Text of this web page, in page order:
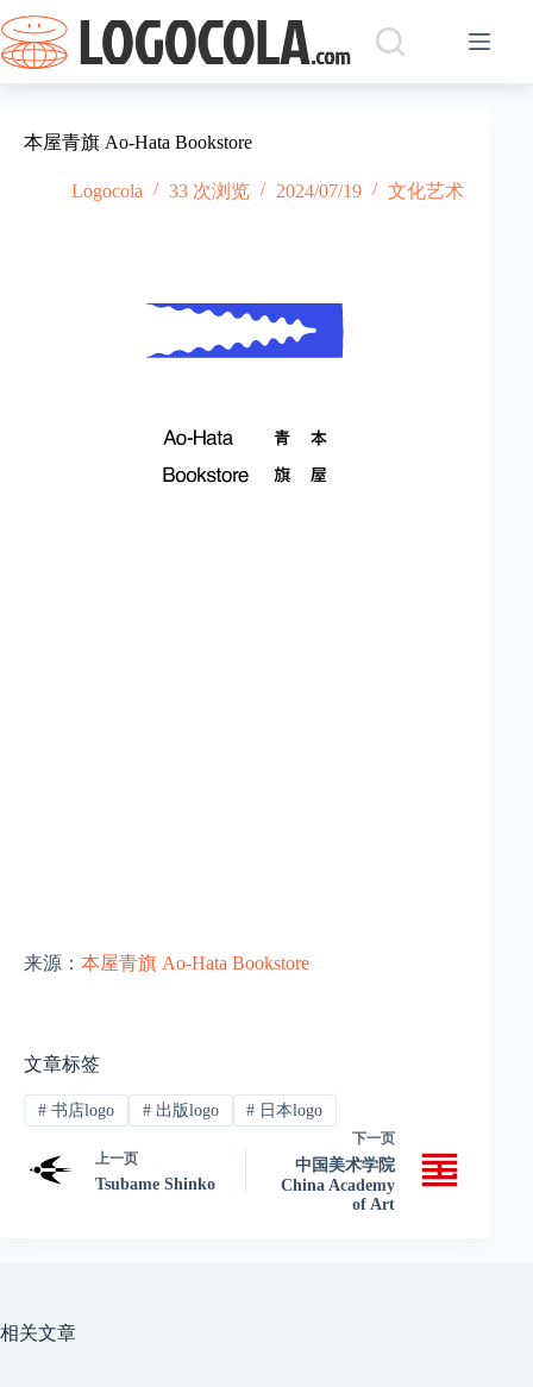
过
内
容
本屋青旗 Ao-Hata Bookstore
Logocola 33 次浏览 2024/07/19 文化艺术
来源： 本屋青旗 Ao-Hata Bookstore
文章标签
#书店logo #出版logo # 日本logo
上一页
Tsubame Shinko
下一页
中国美术学院
China Academy
of Art
相关文章